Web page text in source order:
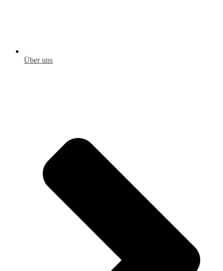
Über uns